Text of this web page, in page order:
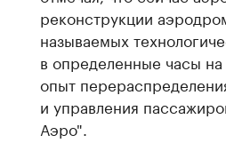
реконструкции
называемых
в определенные часы
опыт
и управления
Аэро".